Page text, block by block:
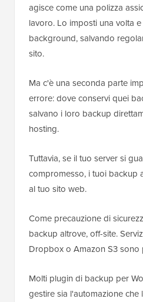
agisce come una polizza
lavoro. Lo imposti una volta
background, salvando
sito.
Ma c'è una seconda parte
errore: dove conservi quei
salvano i loro backup
hosting.
Tuttavia, se il tuo server si
compromesso, i tuoi backup
al tuo sito web.
Come precauzione di
backup altrove, off-site.
Dropbox o Amazon S3 sono
Molti plugin di backup per
gestire sia l'automazione